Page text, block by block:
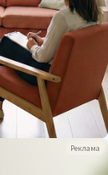
Реклама